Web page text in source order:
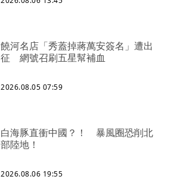
饒河名店「秀蓋掉蔣萬安簽名」遭出
征 網號召刷五星幫補血
2026.08.05 07:59
白海豚直衝中國？！ 暴風圈恐削北
部陸地！
2026.08.06 19:55